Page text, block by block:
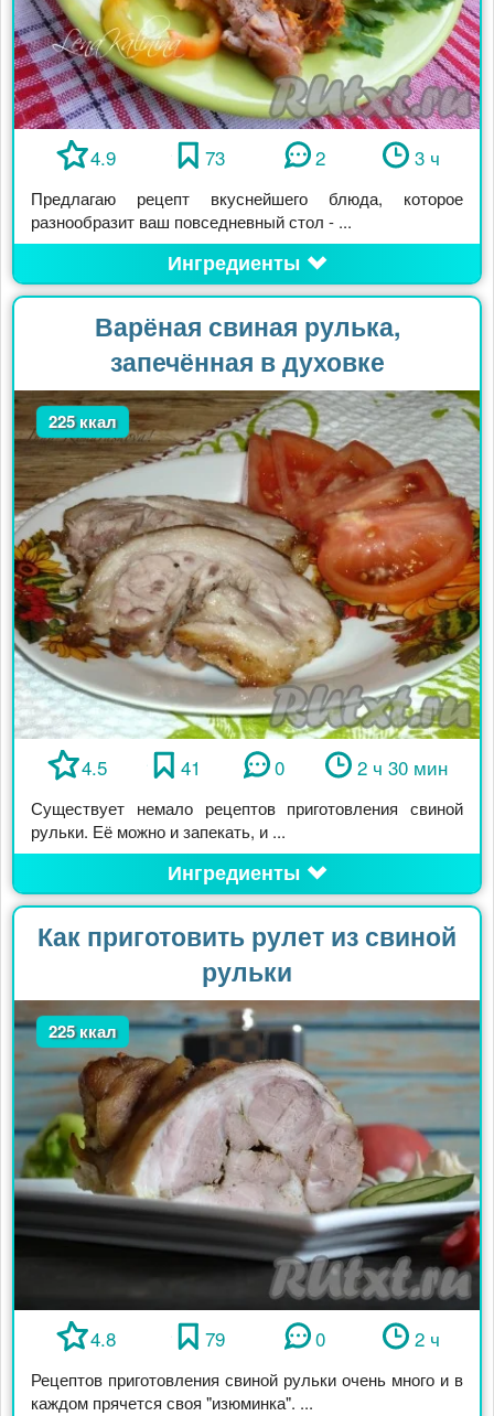
4.9 73 2 3 ч
Предлагаю рецепт вкуснейшего блюда, которое
разнообразит ваш повседневный стол - ...
Ингредиенты
Варёная свиная рулька,
запечённая в духовке
225 ккал
4.5 41 0 2 ч 30 мин
Существует немало рецептов приготовления свиной
рульки. Её можно и запекать, и ...
Ингредиенты
Как приготовить рулет из свиной
рульки
225 ккал
4.8 79 0 2 ч
Рецептов приготовления свиной рульки очень много и в
каждом прячется своя "изюминка". ...